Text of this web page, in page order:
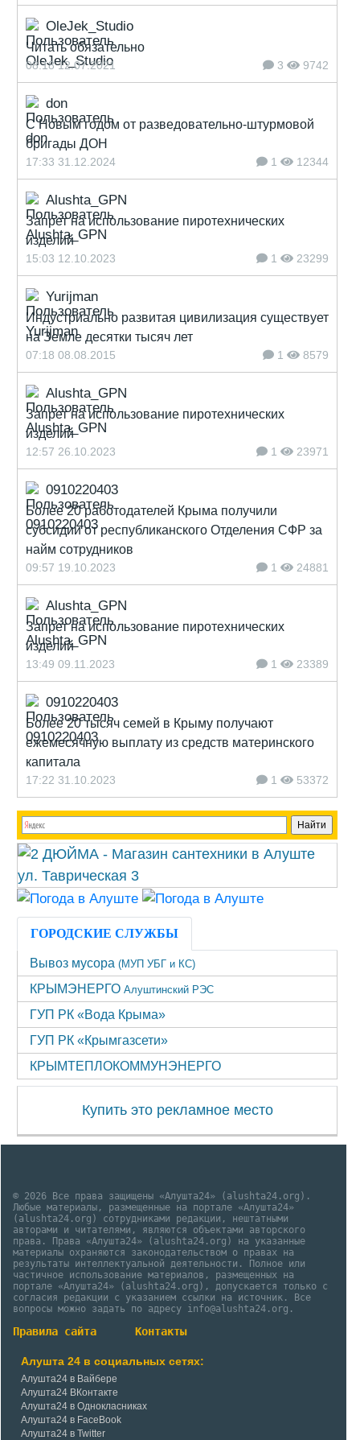
OleJek_Studio
Читать обязательно
08:18 12.07.2021 3 9742
don
С Новым годом от разведовательно-штурмовой
бригады ДОН
17:33 31.12.2024 1 12344
Alushta_GPN
Запрет на использование пиротехнических
изделий
15:03 12.10.2023 1 23299
Yurijman
Индустриально развитая цивилизация существует
на Земле десятки тысяч лет
07:18 08.08.2015 1 8579
Alushta_GPN
Запрет на использование пиротехнических
изделий
12:57 26.10.2023 1 23971
0910220403
Более 20 работодателей Крыма получили
субсидии от республиканского Отделения СФР за
найм сотрудников
09:57 19.10.2023 1 24881
Alushta_GPN
Запрет на использование пиротехнических
изделий
13:49 09.11.2023 1 23389
0910220403
Более 20 тысяч семей в Крыму получают
ежемесячную выплату из средств материнского
капитала
17:22 31.10.2023 1 53372
ГОРОДСКИЕ СЛУЖБЫ
Вывоз мусора (МУП УБГ и КС)
КРЫМЭНЕРГО Алуштинский РЭС
ГУП РК «Вода Крыма»
ГУП РК «Крымгазсети»
КРЫМТЕПЛОКОММУНЭНЕРГО
Купить это рекламное место
© 2026 Все права защищены «Алушта24» (alushta24.org).
Любые материалы, размещенные на портале «Алушта24»
(alushta24.org) сотрудниками редакции, нештатными
авторами и читателями, являются объектами авторского
права. Права «Алушта24» (alushta24.org) на указанные
материалы охраняются законодательством о правах на
результаты интеллектуальной деятельности. Полное или
частичное использование материалов, размещенных на
портале «Алушта24» (alushta24.org), допускается только с
согласия редакции с указанием ссылки на источник. Все
вопросы можно задать по адресу info@alushta24.org.
Правила сайта Контакты
Алушта 24 в социальных сетях:
Алушта24 в Вайбере
Алушта24 ВКонтакте
Алушта24 в Однокласниках
Алушта24 в FaceBook
Алушта24 в Twitter